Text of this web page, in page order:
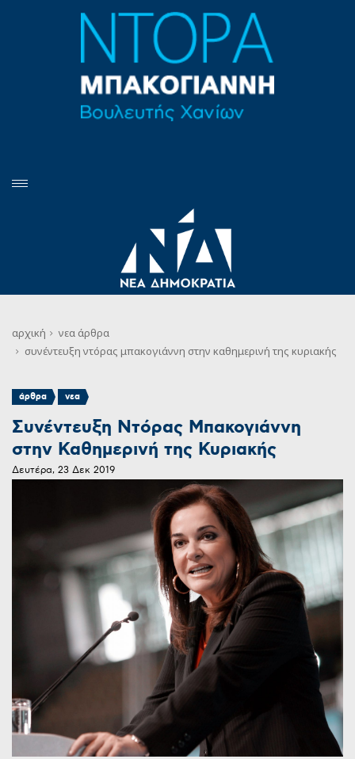
αρχική νεα άρθρα
συνέντευξη ντόρας μπακογιάννη στην καθημερινή της κυριακής
άρθρα , νεα
Συνέντευξη Ντόρας Μπακογιάννη
στην Καθημερινή της Κυριακής
Δευτέρα, 23 Δεκ 2019